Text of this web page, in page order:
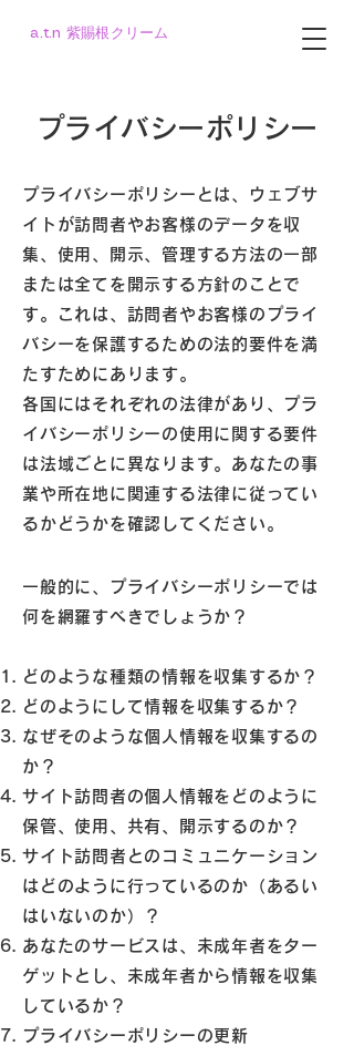
a.t.n 紫賜根クリーム
プライバシーポリシー
プライバシーポリシーとは、ウェブサ
イトが訪問者やお客様のデータを収
集、使用、開示、管理する方法の一部
または全てを開示する方針のことで
す。これは、訪問者やお客様のプライ
バシーを保護するための法的要件を満
たすためにあります。
各国にはそれぞれの法律があり、プラ
イバシーポリシーの使用に関する要件
は法域ごとに異なります。あなたの事
業や所在地に関連する法律に従ってい
るかどうかを確認してください。
一般的に、プライバシーポリシーでは
何を網羅すべきでしょうか？
どのような種類の情報を収集するか？
どのようにして情報を収集するか？
なぜそのような個人情報を収集するの
か？
サイト訪問者の個人情報をどのように
保管、使用、共有、開示するのか？
サイト訪問者とのコミュニケーション
はどのように行っているのか（あるい
はいないのか）？
あなたのサービスは、未成年者をター
ゲットとし、未成年者から情報を収集
しているか？
プライバシーポリシーの更新